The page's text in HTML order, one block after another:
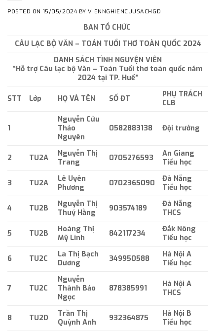
POSTED ON 15/05/2024 BYVIENNGHIENCUUSACHGD
BAN TỔ CHỨC
CÂU LẠC BỘ VĂN – TOÁN TUỔI THƠ TOÀN QUỐC 2024
DANH SÁCH TÌNH NGUYỆN VIÊN
“Hỗ trợ Câu lạc bộ Văn – Toán Tuổi thơ toàn quốc năm
2024 tại TP. Huế”
STT Lớp HỌ VÀ TÊN SỐ ĐT
PHỤ TRÁCH
CLB
1
Nguyễn Cửu
Thảo
Nguyên
0582883138 Đội trưởng
2 TU2A
Nguyễn Thị
Trang
0705276593
An Giang
Tiểu học
3 TU2A
Lê Uyên
Phương
0702365090
Đà Nẵng
Tiểu học
4 TU2B
Nguyễn Thị
Thuý Hằng
903574189
Đà Nẵng
THCS
5 TU2B
Hoàng Thị
Mỹ Linh
842117234
Đắk Nông
Tiểu học
6 TU2C
La Thị Bạch
Dương
349950588
Hà Nội A
Tiểu học
7 TU2C
Nguyễn
Thành Bảo
Ngọc
878385991
Hà Nội A
THCS
8 TU2D
Trần Thị
Quỳnh Anh
932364875
Hà Nội B
Tiểu học